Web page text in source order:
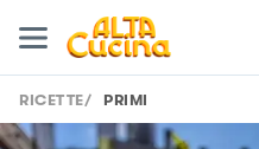
RICETTE/ PRIMI